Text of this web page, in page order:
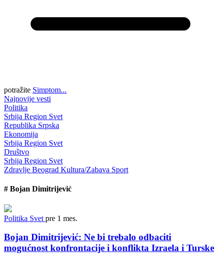
potražite Simptom...
Najnovije vesti
Politika
Srbija Region Svet
Republika Srpska
Ekonomija
Srbija Region Svet
Društvo
Srbija Region Svet
Zdravlje Beograd Kultura/Zabava Sport
# Bojan Dimitrijević
Politika Svet pre 1 mes.
Bojan Dimitrijević: Ne bi trebalo odbaciti
mogućnost konfrontacije i konflikta Izraela i Turske